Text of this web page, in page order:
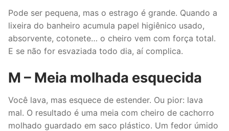
Pode ser pequena, mas o estrago é grande. Quando a
lixeira do banheiro acumula papel higiênico usado,
absorvente, cotonete… o cheiro vem com força total.
E se não for esvaziada todo dia, aí complica.
M – Meia molhada esquecida
Você lava, mas esquece de estender. Ou pior: lava
mal. O resultado é uma meia com cheiro de cachorro
molhado guardado em saco plástico. Um fedor úmido